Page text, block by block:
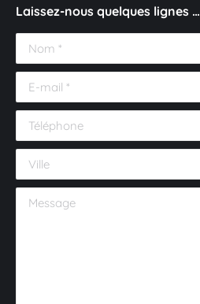
Laissez-nous quelques lignes …
Nom *
E-mail *
Téléphone
Ville
Message